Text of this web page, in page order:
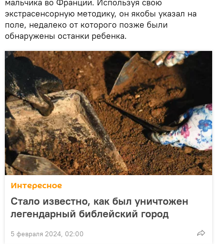
экстрасенсорную методику, он якобы указал на
поле, недалеко от которого позже были
обнаружены останки ребенка.
Интересное
Стало известно, как был уничтожен
легендарный библейский город
5 февраля 2024, 02:00